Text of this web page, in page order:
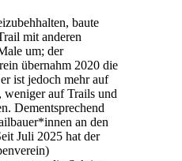
baute
mit anderen
um; der
übernahm 2020 die
ist jedoch mehr auf
weniger auf Trails und
Dementsprechend
an den
Juli 2025 hat der